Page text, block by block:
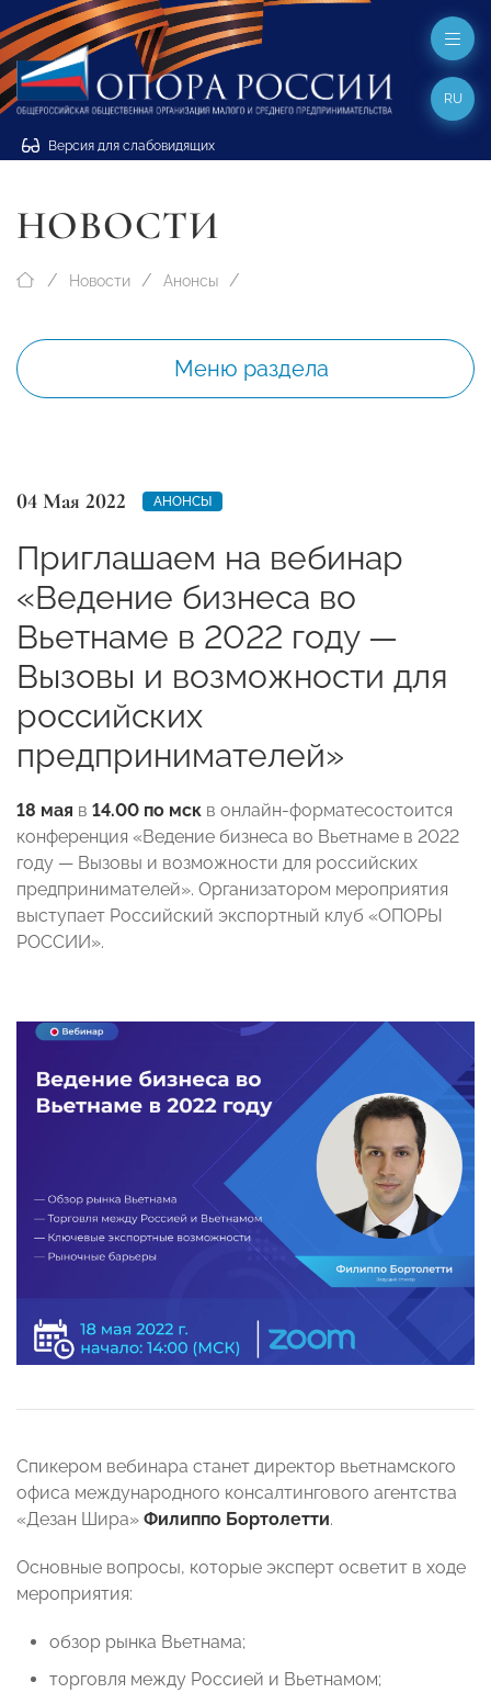
Версия для слабовидящих
RU
НОВОСТИ
Новости Анонсы
Меню раздела
04 Мая 2022 АНОНСЫ
Приглашаем на вебинар
«Ведение бизнеса во
Вьетнаме в 2022 году —
Вызовы и возможности для
российских
предпринимателей»
18 мая в 14.00 по мск в онлайн-форматесостоится
конференция «Ведение бизнеса во Вьетнаме в 2022
году — Вызовы и возможности для российских
предпринимателей». Организатором мероприятия
выступает Российский экспортный клуб «ОПОРЫ
РОССИИ».
Спикером вебинара станет директор вьетнамского
офиса международного консалтингового агентства
«Дезан Шира» Филиппо Бортолетти.
Основные вопросы, которые эксперт осветит в ходе
мероприятия:
обзор рынка Вьетнама;
торговля между Россией и Вьетнамом;